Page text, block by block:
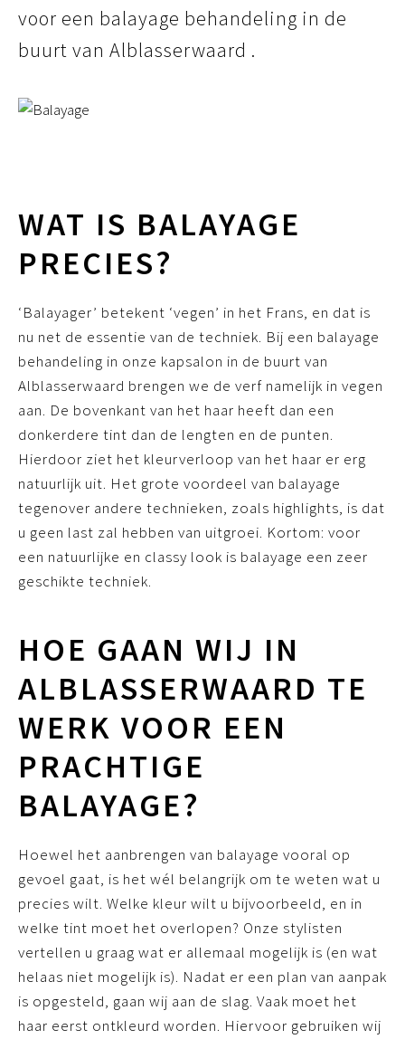
voor een balayage behandeling in de
buurt van Alblasserwaard .
WAT IS BALAYAGE
PRECIES?
‘Balayager’ betekent ‘vegen’ in het Frans, en dat is
nu net de essentie van de techniek. Bij een balayage
behandeling in onze kapsalon in de buurt van
Alblasserwaard brengen we de verf namelijk in vegen
aan. De bovenkant van het haar heeft dan een
donkerdere tint dan de lengten en de punten.
Hierdoor ziet het kleurverloop van het haar er erg
natuurlijk uit. Het grote voordeel van balayage
tegenover andere technieken, zoals highlights, is dat
u geen last zal hebben van uitgroei. Kortom: voor
een natuurlijke en classy look is balayage een zeer
geschikte techniek.
HOE GAAN WIJ IN
ALBLASSERWAARD TE
WERK VOOR EEN
PRACHTIGE
BALAYAGE?
Hoewel het aanbrengen van balayage vooral op
gevoel gaat, is het wél belangrijk om te weten wat u
precies wilt. Welke kleur wilt u bijvoorbeeld, en in
welke tint moet het overlopen? Onze stylisten
vertellen u graag wat er allemaal mogelijk is (en wat
helaas niet mogelijk is). Nadat er een plan van aanpak
is opgesteld, gaan wij aan de slag. Vaak moet het
haar eerst ontkleurd worden. Hiervoor gebruiken wij